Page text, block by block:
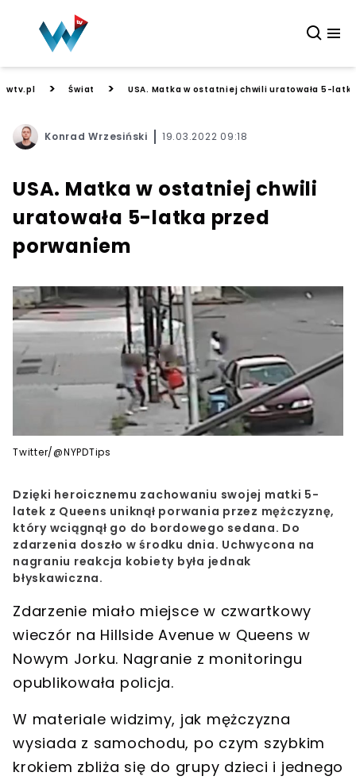
wtv.pl > Świat > USA. Matka w ostatniej chwili uratowała 5-
Konrad Wrzesiński 19.03.2022 09:18
USA. Matka w ostatniej chwili
uratowała 5-latka przed
porwaniem
Twitter/@NYPDTips
Dzięki heroicznemu zachowaniu swojej matki 5-
latek z Queens uniknął porwania przez mężczyznę,
który wciągnął go do bordowego sedana. Do
zdarzenia doszło w środku dnia. Uchwycona na
nagraniu reakcja kobiety była jednak
błyskawiczna.
Zdarzenie miało miejsce w czwartkowy
wieczór na Hillside Avenue w Queens w
Nowym Jorku. Nagranie z monitoringu
opublikowała policja.
W materiale widzimy, jak mężczyzna
wysiada z samochodu, po czym szybkim
krokiem zbliża się do grupy dzieci i jednego